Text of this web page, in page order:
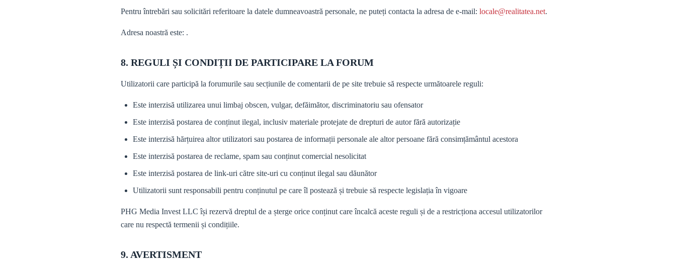
Pentru întrebări sau solicitări referitoare la datele dumneavoastră personale, ne puteți contacta la adresa de e-mail: locale@realitatea.net.
Adresa noastră este: .
8. REGULI ȘI CONDIȚII DE PARTICIPARE LA FORUM
Utilizatorii care participă la forumurile sau secțiunile de comentarii de pe site trebuie să respecte următoarele reguli:
Este interzisă utilizarea unui limbaj obscen, vulgar, defăimător, discriminatoriu sau ofensator
Este interzisă postarea de conținut ilegal, inclusiv materiale protejate de drepturi de autor fără autorizație
Este interzisă hărțuirea altor utilizatori sau postarea de informații personale ale altor persoane fără consimțământul acestora
Este interzisă postarea de reclame, spam sau conținut comercial nesolicitat
Este interzisă postarea de link-uri către site-uri cu conținut ilegal sau dăunător
Utilizatorii sunt responsabili pentru conținutul pe care îl postează și trebuie să respecte legislația în vigoare
PHG Media Invest LLC își rezervă dreptul de a șterge orice conținut care încalcă aceste reguli și de a restricționa accesul utilizatorilor
care nu respectă termenii și condițiile.
9. AVERTISMENT